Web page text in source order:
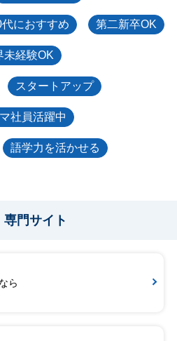
におすすめ 第二新卒OK
未経験OK
スタートアップ
社員活躍中
語学力を活かせる
専門サイト
ら